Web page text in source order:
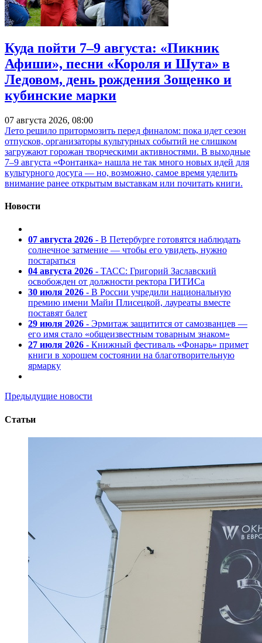
Куда пойти 7–9 августа: «Пикник
Афиши», песни «Короля и Шута» в
Ледовом, день рождения Зощенко и
кубинские марки
07 августа 2026, 08:00
Лето решило притормозить перед финалом: пока идет сезон
отпусков, организаторы культурных событий не слишком
загружают горожан творческими активностями. В выходные
7–9 августа «Фонтанка» нашла не так много новых идей для
культурного досуга — но, возможно, самое время уделить
внимание ранее открытым выставкам или почитать книги.
Новости
07 августа 2026 - В Петербурге готовятся наблюдать
солнечное затмение — чтобы его увидеть, нужно
постараться
04 августа 2026 - ТАСС: Григорий Заславский
освобожден от должности ректора ГИТИСа
30 июля 2026 - В России учредили национальную
премию имени Майи Плисецкой, лауреаты вместе
поставят балет
29 июля 2026 - Эрмитаж защитится от самозванцев —
его имя стало «общеизвестным товарным знаком»
27 июля 2026 - Книжный фестиваль «Фонарь» примет
книги в хорошем состоянии на благотворительную
ярмарку
Предыдущие новости
Статьи